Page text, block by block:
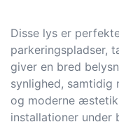
Disse lys er
parkeringspladser,
giver en bred
synlighed, samtidig
og moderne
installationer under